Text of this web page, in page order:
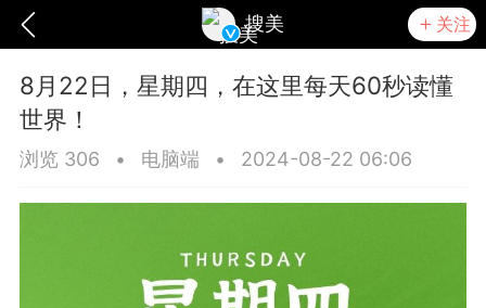
搜美 关注
8月22日，星期四，在这里每天60秒读懂
世界！
浏览 306 • 电脑端 • 2024-08-22 06:06